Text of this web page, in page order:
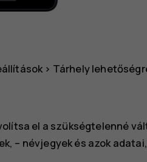
> Tárhely
el a szükségtelenné
– névjegyek és azok